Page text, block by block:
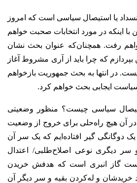
یا استیصال سیاسی‌ است که امروز
با اینکه در مورد انتخابات صحبت خواهم
رفت. همچنان‌که عنوان بحث نشان
که چرا باید از آری مشروط آغاز
در انتها به بحث جمهوریت بازخواهم
ایجابی بحث خواهم کرد.
سیاسی چیست؟ منظور وضعیتی
آن هیچ راه‌حلی برای خروج از وضعیت
دوگانگی گیر افتاده‌ایم که یک سر آن
دیگری نوعی اصلاح‌طلبی/ اعتدال
گاز انبری است که هدفش خریدن
و له‌کردن بقیه و سر دیگر آن